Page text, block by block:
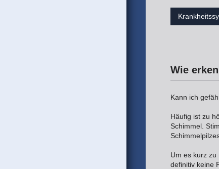
Wie
Kann ich
Häufig ist zu
Schimmel.
Um es kurz zu
definitiv keine